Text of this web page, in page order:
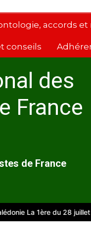
accords
conseils
des
France
de France
La 1ère du 28 juillet